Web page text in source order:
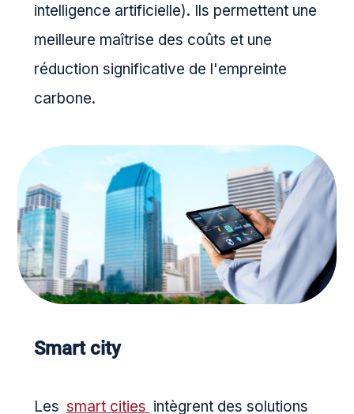
intelligence artificielle). Ils permettent une
meilleure maîtrise des coûts et une
réduction significative de l'empreinte
carbone.
Smart city
Les smart cities intègrent des solutions